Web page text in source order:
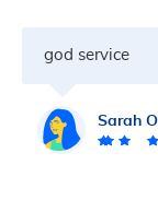
god service
Sarah